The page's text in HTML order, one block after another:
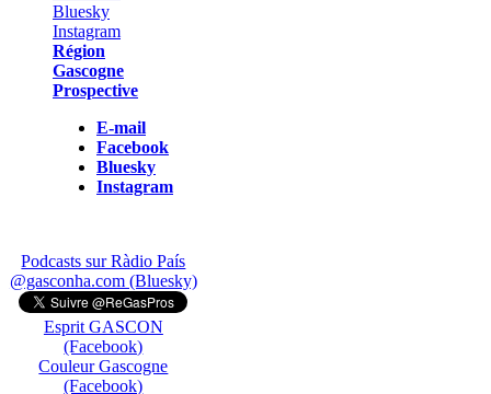
Région
Gascogne
Prospective
E-mail
Facebook
Bluesky
Instagram
Podcasts sur Ràdio País
@gasconha.com (Bluesky)
Esprit GASCON
(Facebook)
Couleur Gascogne
(Facebook)